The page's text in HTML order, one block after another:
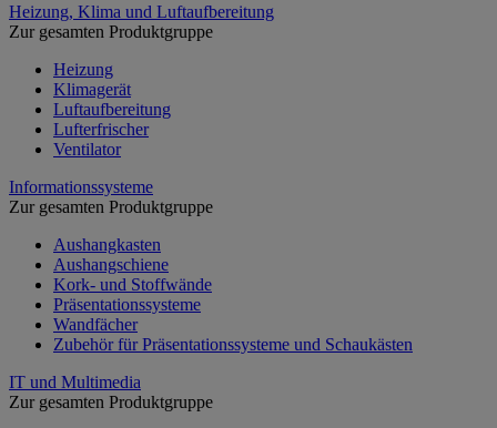
Heizung, Klima und Luftaufbereitung
Zur gesamten Produktgruppe
Heizung
Klimagerät
Luftaufbereitung
Lufterfrischer
Ventilator
Informationssysteme
Zur gesamten Produktgruppe
Aushangkasten
Aushangschiene
Kork- und Stoffwände
Präsentationssysteme
Wandfächer
Zubehör für Präsentationssysteme und Schaukästen
IT und Multimedia
Zur gesamten Produktgruppe